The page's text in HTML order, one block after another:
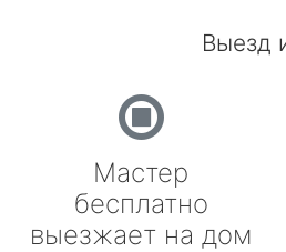
Выезд
Мастер
бесплатно
выезжает на дом